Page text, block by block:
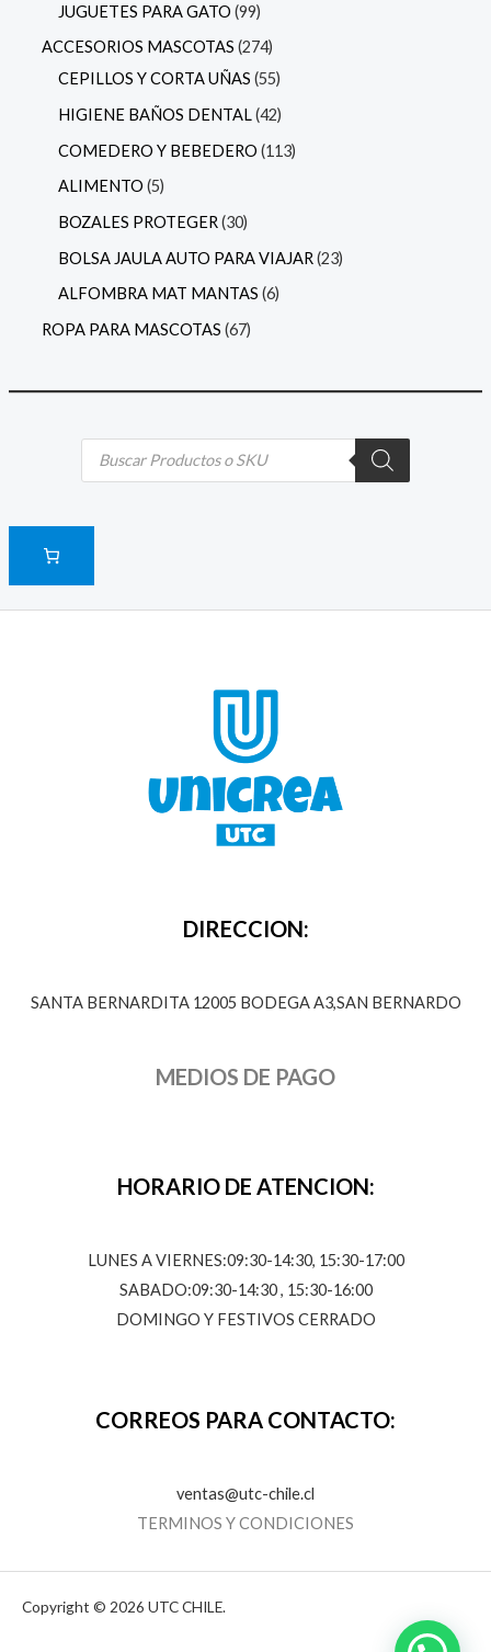
JUGUETES PARA GATO 99
ACCESORIOS MASCOTAS 274
CEPILLOS Y CORTA UÑAS 55
HIGIENE BAÑOS DENTAL 42
COMEDERO Y BEBEDERO 113
ALIMENTO 5
BOZALES PROTEGER 30
BOLSA JAULA AUTO PARA VIAJAR 23
ALFOMBRA MAT MANTAS 6
ROPA PARA MASCOTAS 67
B
e
r
DIRECCION:
SANTA BERNARDITA 12005 BODEGA A3,SAN BERNARDO
MEDIOS DE PAGO
HORARIO DE ATENCION:
LUNES A VIERNES:09:30-14:30, 15:30-17:00
SABADO:09:30-14:30 , 15:30-16:00
DOMINGO Y FESTIVOS CERRADO
CORREOS PARA CONTACTO:
ventas@utc-chile.cl
TERMINOS Y CONDICIONES
Copyright © 2026 UTC CHILE.